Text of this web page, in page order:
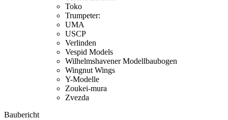
Toko
Trumpeter:
UMA
USCP
Verlinden
Vespid Models
Wilhelmshavener Modellbaubogen
Wingnut Wings
Y-Modelle
Zoukei-mura
Zvezda
Baubericht